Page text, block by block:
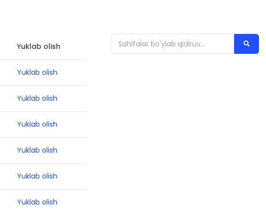
Yuklab olish
Yuklab olish
Yuklab olish
Yuklab olish
Yuklab olish
Yuklab olish
Yuklab olish